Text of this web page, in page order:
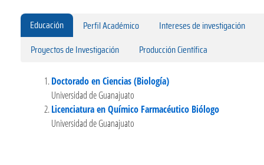
Educación Perfil Académico
Intereses de investigación
Proyectos de Investigación
Producción Científica
Doctorado en Ciencias (Biología)
Universidad de Guanajuato
Licenciatura en Químico Farmacéutico Biólogo
Universidad de Guanajuato